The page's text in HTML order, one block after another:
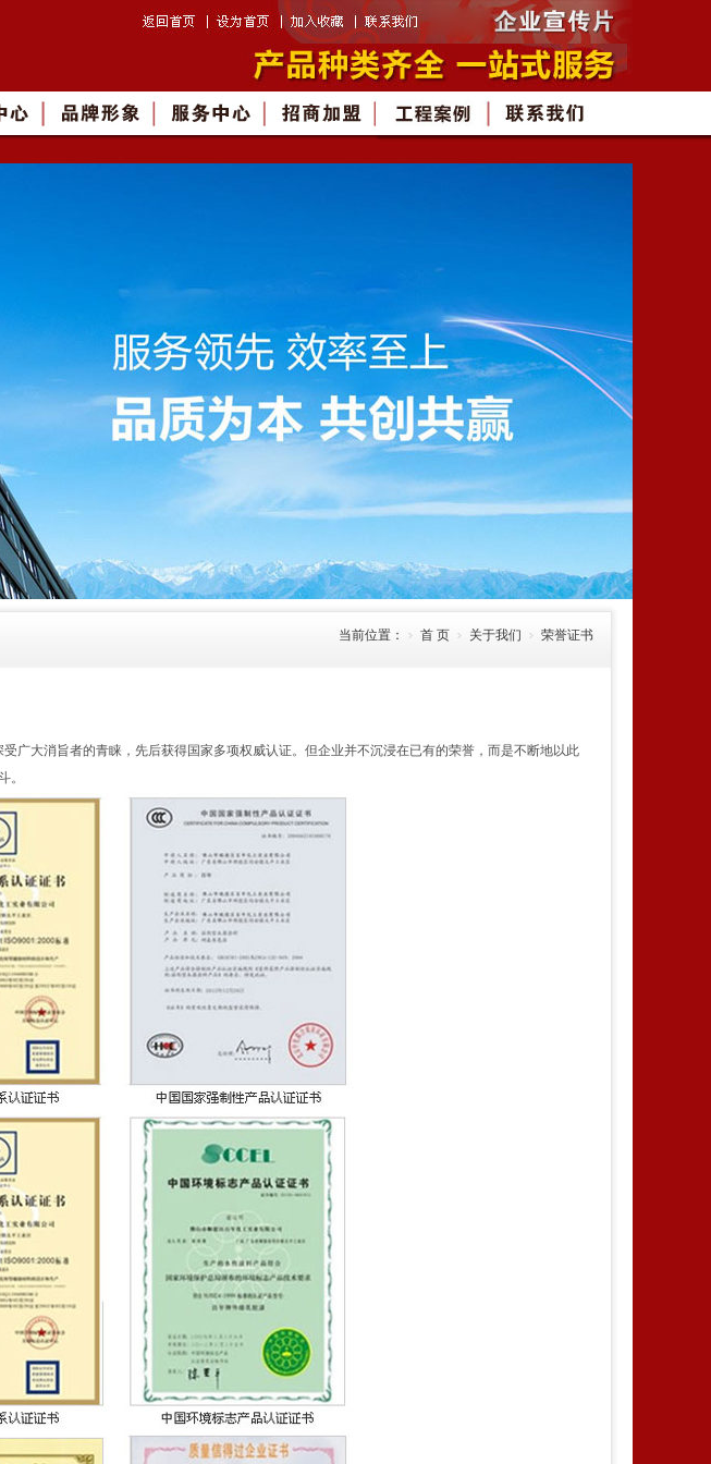
当前位置： 首 页 关于我们 荣誉证书
大消旨者的青睐，先后获得国家多项权威认证。但企业并不沉浸在已有的荣誉，而是不断地以此
。